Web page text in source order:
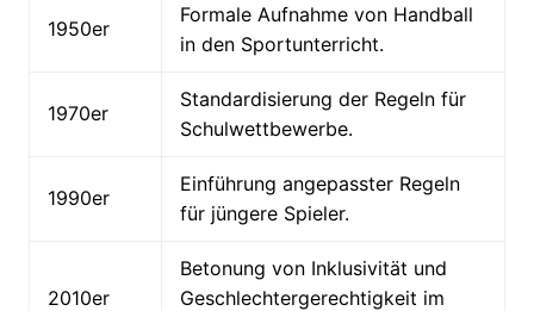
1950er
Formale Aufnahme von Handball
in den Sportunterricht.
1970er
Standardisierung der Regeln für
Schulwettbewerbe.
1990er
Einführung angepasster Regeln
für jüngere Spieler.
2010er
Betonung von Inklusivität und
Geschlechtergerechtigkeit im